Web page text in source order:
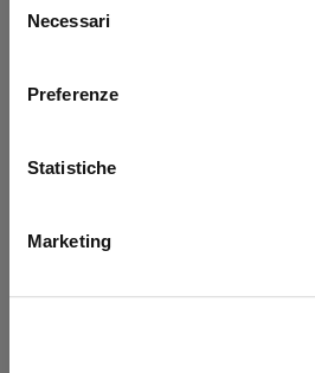
delNecessari
Preferenze
Statistiche
Marketing
Disponibile